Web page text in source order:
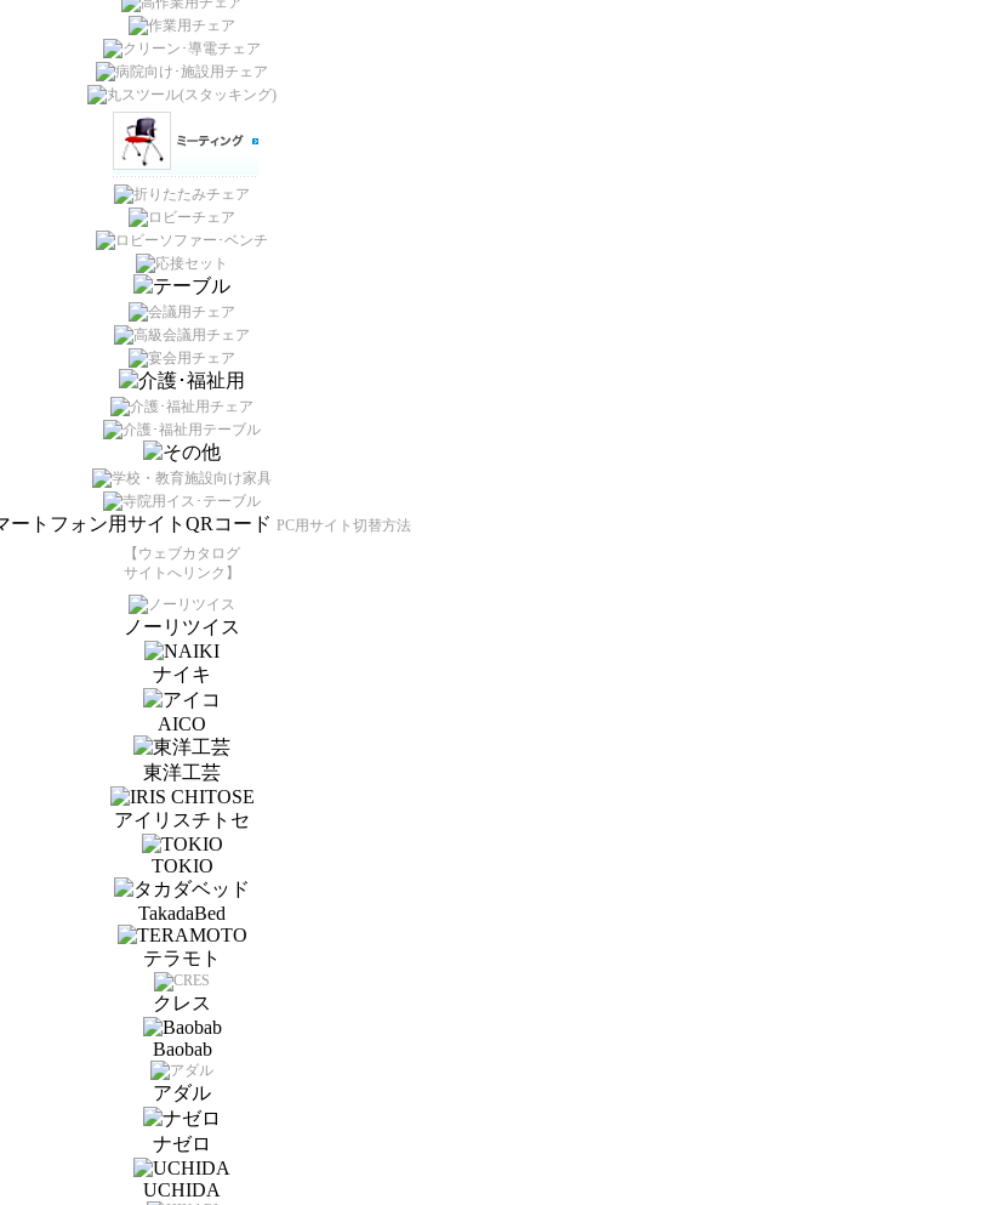
PC用サイト切替方法
【ウェブカタログ
サイトへリンク】
ノーリツイス
ナイキ
AICO
東洋工芸
アイリスチトセ
TOKIO
TakadaBed
テラモト
クレス
Baobab
アダル
ナゼロ
UCHIDA